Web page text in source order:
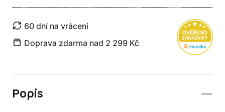
60 dní na vrácení
Doprava zdarma nad 2 299 Kč
Popis